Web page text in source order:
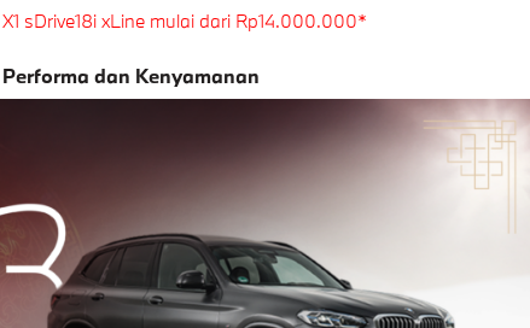
sDrive18i xLine mulai dari Rp14.000.000*
dan Kenyamanan